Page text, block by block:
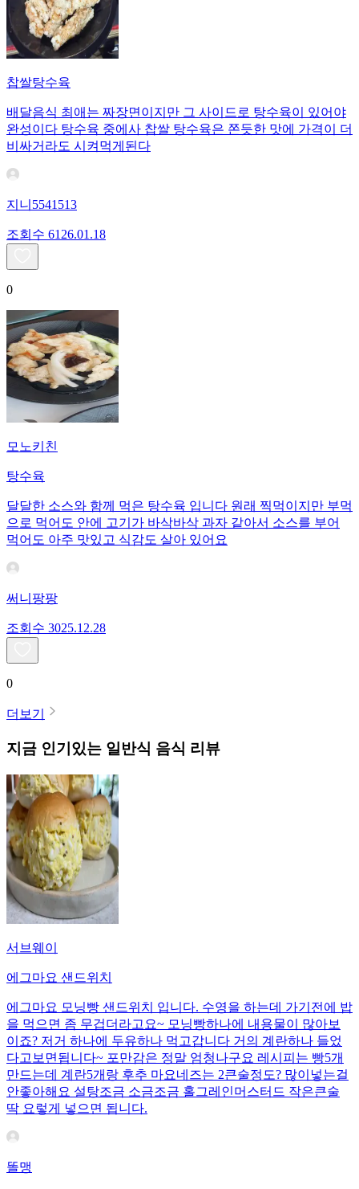
찹쌀탕수육
배달음식 최애는 짜장면이지만 그 사이드로 탕수육이 있어야
완성이다 탕수육 중에사 찹쌀 탕수육은 쫀듯한 맛에 가격이 더
비싸거라도 시켜먹게된다
지니5541513
조회수 61 26.01.18
0
모노키친
탕수육
달달한 소스와 함께 먹은 탕수육 입니다 원래 찍먹이지만 부먹
으로 먹어도 안에 고기가 바삭바삭 과자 같아서 소스를 부어
먹어도 아주 맛있고 식감도 살아 있어요
써니팡팡
조회수 3025.12.28
0
더보기
지금 인기있는 일반식 음식 리뷰
서브웨이
에그마요 샌드위치
에그마요 모닝빵 샌드위치 입니다. 수영을 하는데 가기전에 밥
을 먹으면 좀 무겁더라고요~ 모닝빵하나에 내용물이 많아보
이죠? 저거 하나에 두유하나 먹고갑니다 거의 계란하나 들었
다고보면됩니다~ 포만감은 정말 엄청나구요 레시피는 빵5개
만드는데 계란5개랑 후추 마요네즈는 2큰술정도? 많이넣는걸
안좋아해요 설탕조금 소금조금 홀그레인머스터드 작은큰술
딱 요렇게 넣으면 됩니다.
똘맹